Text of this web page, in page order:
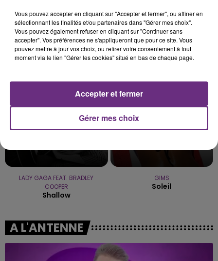
C'était l'une des institutions du centre-ville
rémois. Le magasin JouéClub est contraint de
fermer ses portes.
TITRES DIFFUSÉS
LADY GAGA FEAT. BRADLEY
COOPER
Shallow
GIMS
Soleil
A L'ANTENNE
Vous pouvez accepter en cliquant sur "Accepter et fermer", ou affiner en
sélectionnant les finalités et/ou partenaires dans "Gérer mes choix".
Vous pouvez également refuser en cliquant sur "Continuer sans
accepter". Vos préférences ne s'appliqueront que pour ce site. Vous
pouvez mettre à jour vos choix, ou retirer votre consentement à tout
moment via le lien "Gérer les cookies" situé en bas de chaque page.
Gérer mes choix
Accepter et fermer